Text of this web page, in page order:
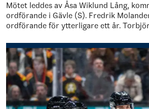
Mötet leddes av Åsa Wiklund Lång,
ordförande i Gävle (S). Fredrik
ordförande för ytterligare ett år.